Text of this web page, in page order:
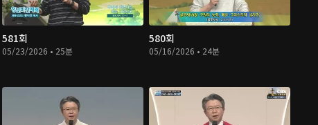
581회
05/23/2026 • 25분
580회
05/16/2026 • 24분